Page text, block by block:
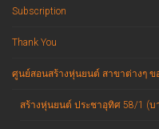
Subscription
Thank You
ศูนย์สอนสร้างหุ่นยนต์ สาขาต่างๆ ขอ
สร้างหุ่นยนต์ ประชาอุทิศ 58/1 (บา